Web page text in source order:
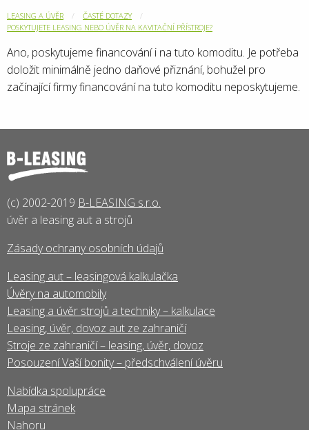
LEASING A ÚVĚR
ČASTÉ DOTAZY
POSKYTUJETE LEASING NEBO ÚVĚR NA KAVITAČNÍ PŘÍSTROJE?
Ano, poskytujeme financování i na tuto komoditu. Je potřeba
doložit minimálně jedno daňové přiznání, bohužel pro
začínající firmy financování na tuto komoditu neposkytujeme.
(c) 2002-2019 B-LEASING s.r.o.
úvěr a leasing aut a strojů
Zásady ochrany osobních údajů
Leasing aut – leasingová kalkulačka
Úvěry na automobily
Leasing a úvěr strojů a techniky – kalkulace
Leasing, úvěr, dovoz aut ze zahraničí
Stroje ze zahraničí – leasing, úvěr, dovoz
Posouzení Vaší bonity – předschválení úvěru
Nabídka spolupráce
Mapa stránek
Nahoru